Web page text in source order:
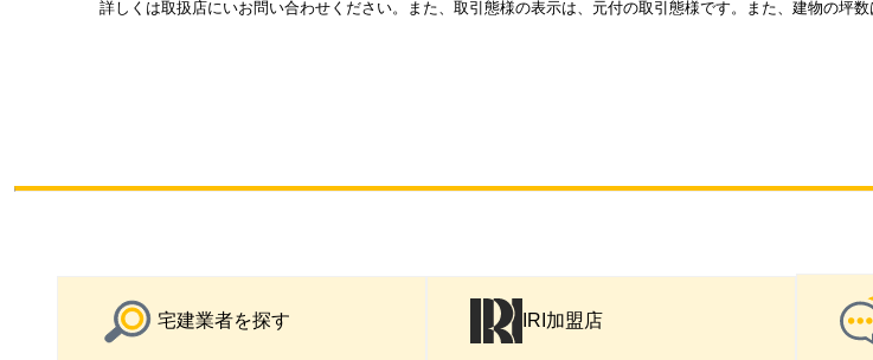
詳しくは取扱店にいお問い合わせください。また、取引態様の表示は、元付の取引態様です。また、建物の坪
宅建業者を探す IRI加盟店